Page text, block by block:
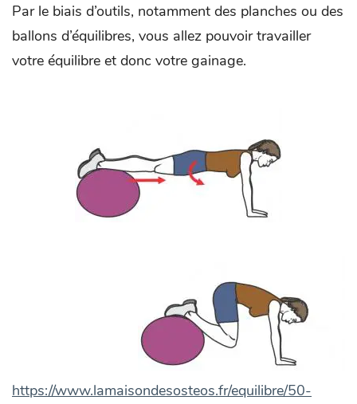
Par le biais d’outils, notamment des planches ou des
ballons d’équilibres, vous allez pouvoir travailler
votre équilibre et donc votre gainage.
https://www.lamaisondesosteos.fr/equilibre/50-